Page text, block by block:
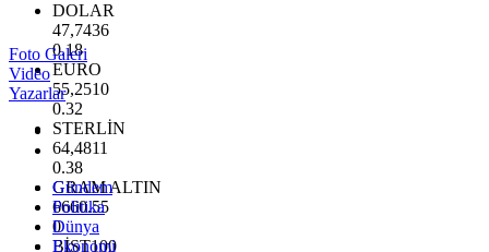
DOLAR
47,7436
0.18
EURO
55,2510
0.32
STERLİN
64,4811
0.38
GRAM ALTIN
6660.55
0
BİST100
Foto Galeri
Video
Yazarlar
Gündem
Politika
Dünya
Ekonomi